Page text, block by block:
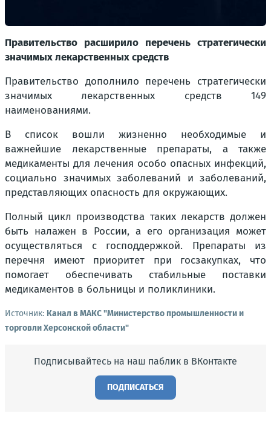
Правительство расширило перечень стратегически
значимых лекарственных средств
Правительство дополнило перечень стратегически
значимых лекарственных средств 149
наименованиями.
В список вошли жизненно необходимые и
важнейшие лекарственные препараты, а также
медикаменты для лечения особо опасных инфекций,
социально значимых заболеваний и заболеваний,
представляющих опасность для окружающих.
Полный цикл производства таких лекарств должен
быть налажен в России, а его организация может
осуществляться с господдержкой. Препараты из
перечня имеют приоритет при госзакупках, что
помогает обеспечивать стабильные поставки
медикаментов в больницы и поликлиники.
Источник: Канал в МАКС "Министерство промышленности и
торговли Херсонской области"
Подписывайтесь на наш паблик в ВКонтакте
ПОДПИСАТЬСЯ